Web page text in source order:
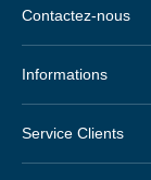
Contactez-nous
Informations
Service Clients